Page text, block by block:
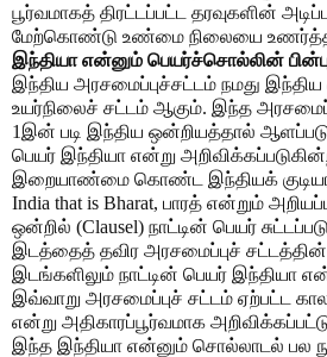
பூர்வமாகத் திரட்டப்பட்ட தரவுகளின்
மேற்கொண்டு உண்மை நிலையை உணர்த்த
இந்தியா என்னும் பெயர்ச்சொல்லின்
இந்திய அரசமைப்புச்சட்டம் நமது
உயர்நிலைச் சட்டம் ஆகும். இந்த
1இன் படி இந்திய ஒன்றியத்தால்
பெயர் இந்தியா என்று
இறையாண்மை கொண்ட இந்தியக்
India that is Bharat, பாரத் என்றும்
ஒன்றில் (Clausel) நாட்டின் பெயர்
இடத்தைத் தவிர அரசமைப்புச்
இடங்களிலும் நாட்டின் பெயர் இந்தியா
இவ்வாறு அரசமைப்புச் சட்டம் ஏற்பட்ட
என்று அதிகாரப்பூர்வமாக
இந்த இந்தியா என்னும் சொல்லாடல் பல